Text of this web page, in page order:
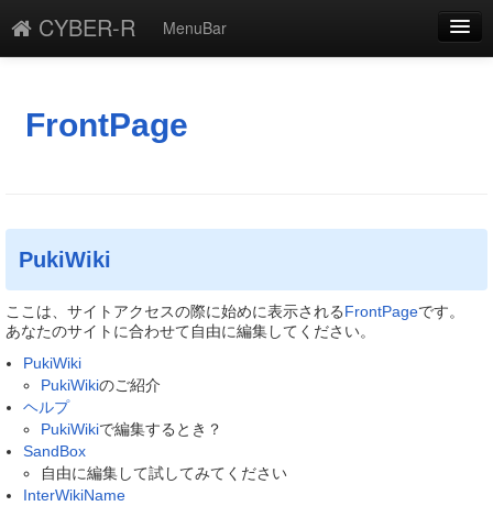
CYBER-R
MenuBar
添付
最終更新
一覧
単語検索
FrontPage
PukiWiki
ここは、サイトアクセスの際に始めに表示されるFrontPageです。
あなたのサイトに合わせて自由に編集してください。
PukiWiki
PukiWikiのご紹介
ヘルプ
PukiWikiで編集するとき？
SandBox
自由に編集して試してみてください
InterWikiName